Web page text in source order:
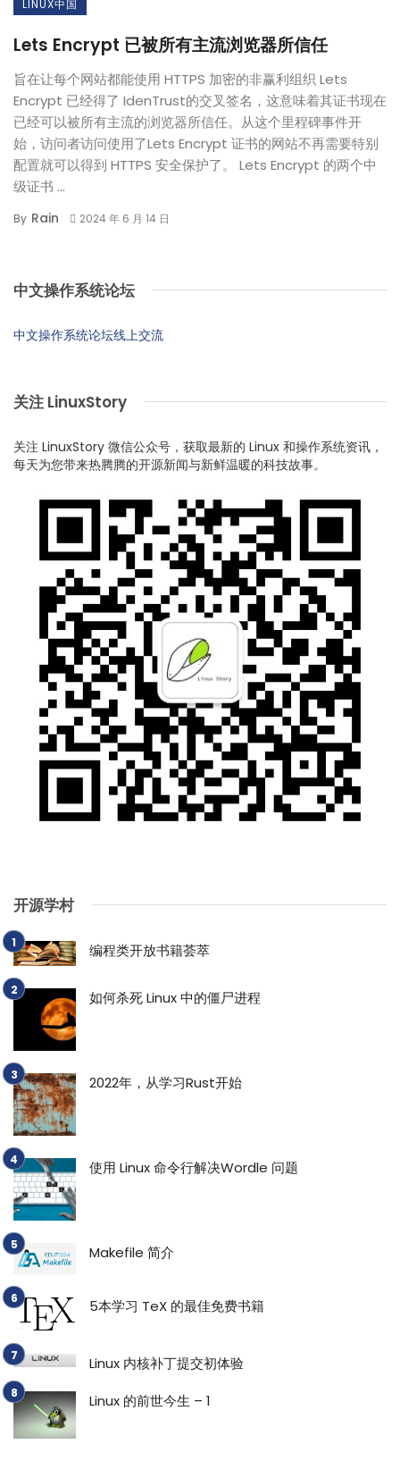
LINUX中国
Lets Encrypt 已被所有主流浏览器所信任
旨在让每个网站都能使用 HTTPS 加密的非赢利组织 Lets
Encrypt 已经得了 IdenTrust的交叉签名，这意味着其证书现在
已经可以被所有主流的浏览器所信任。从这个里程碑事件开
始，访问者访问使用了Lets Encrypt 证书的网站不再需要特别
配置就可以得到 HTTPS 安全保护了。 Lets Encrypt 的两个中
级证书 ...
By Rain 2024 年 6 月 14 日
中文操作系统论坛
中文操作系统论坛线上交流
关注 LinuxStory
关注 LinuxStory 微信公众号，获取最新的 Linux 和操作系统资讯，
每天为您带来热腾腾的开源新闻与新鲜温暖的科技故事。
开源学村
编程类开放书籍荟萃
如何杀死 Linux 中的僵尸进程
2022年，从学习Rust开始
使用 Linux 命令行解决Wordle 问题
Makefile 简介
5本学习 TeX 的最佳免费书籍
Linux 内核补丁提交初体验
Linux 的前世今生 – 1